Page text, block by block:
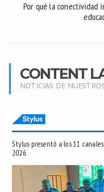
Por qué la conectividad
CONTENT
NOTICIAS DE
Stylus presentó a los 11
2026